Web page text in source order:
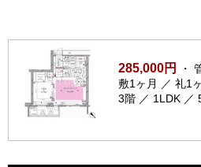
285,000円
・
敷1ヶ月 ／ 礼1
3階 ／ 1LDK ／